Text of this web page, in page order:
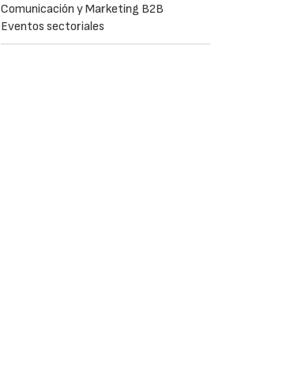
Comunicación y Marketing B2B
Eventos sectoriales